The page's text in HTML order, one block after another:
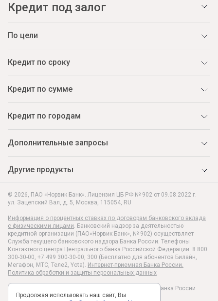
© 2026, ПАО «Норвик Банк». Лицензия ЦБ РФ № 902 от 09.08.2022 г.
ул. Зацепский Вал, д. 5, Москва, 115054, RU
Информация о процентных ставках по договорам банковского вклада
с физическими лицами. Банковский надзор за деятельностью
кредитной организации (ПАО«Норвик Банк», № 902) осуществляет
Служба текущего банковского надзора Банка России. Телефоны
Контактного центра Центрального банка Российской Федерации: 8 800
300-30-00, +7 499 300-30-00, 300 (Бесплатно для абонентов Билайн,
Мегафон, МТС, Теле2, Yota). Интернет-приемная Банка России.
Политика обработки и защиты персональных данных
Раскрытие информации в соответствии c Указанием Банка России
№6496-У
Кредит под залог
По цели
Кредит по сроку
Кредит по сумме
Кредит по городам
Дополнительные запросы
Другие продукты
Продолжая использовать наш сайт, Вы